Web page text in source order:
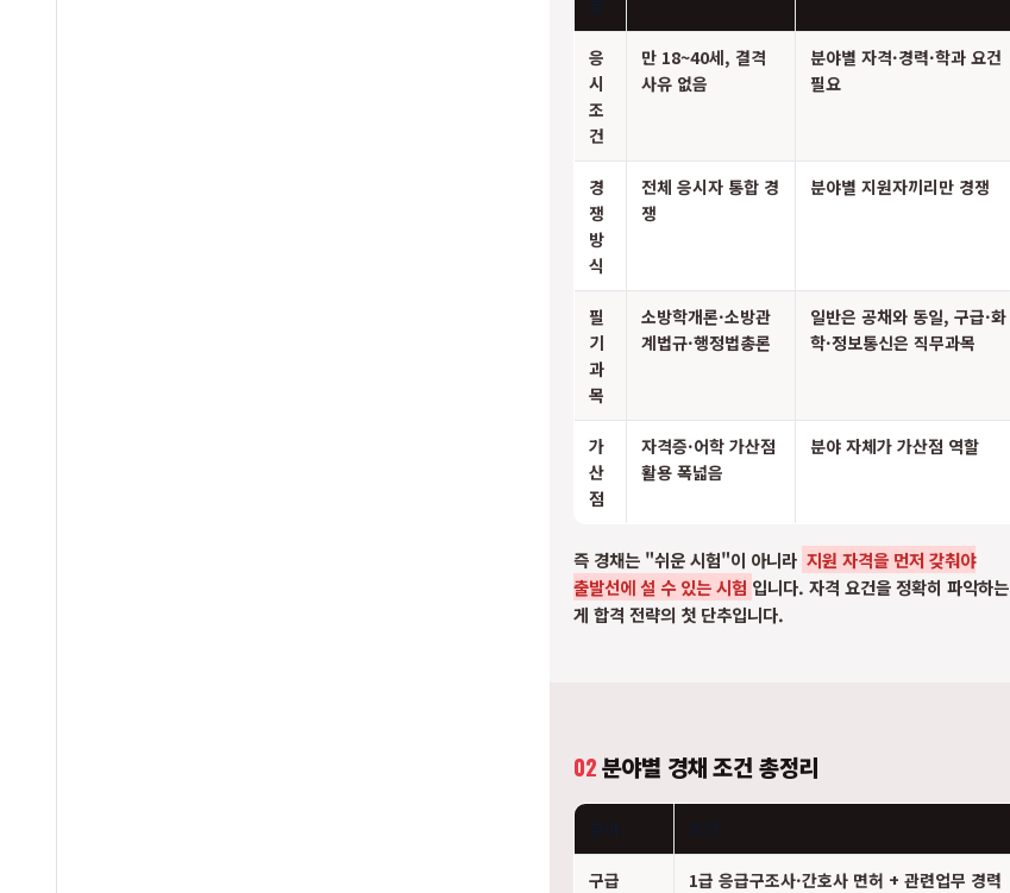
응
시
조
건
만 18~40세, 결격
사유 없음
분야별 자격·경력·학과 요건
필요
경
쟁
방
식
전체 응시자 통합 경
쟁
분야별 지원자끼리만 경쟁
필
기
과
목
소방학개론·소방관
계법규·행정법총론
일반은 공채와 동일, 구급·화
학·정보통신은 직무과목
가
산
점
자격증·어학 가산점
활용 폭넓음
분야 자체가 가산점 역할
즉 경채는 "쉬운 시험"이 아니라 지원 자격을 먼저 갖춰야
출발선에 설 수 있는 시험 입니다. 자격 요건을 정확히 파악하는
게 합격 전략의 첫 단추입니다.
02분야별 경채 조건 총정리
구급
1급 응급구조사·간호사 면허 + 관련업무 경력